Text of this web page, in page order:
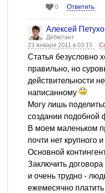
0 Ответить
Алексей
Дебютант
23 января 2011 в 03:15
Статья безусловно
правильно, но
действительности
написанному
Могу лишь
создании подобной
В моем маленьком
почти нет крупного
Основной
Заключить
и очень трудно -
ежемесячно платить